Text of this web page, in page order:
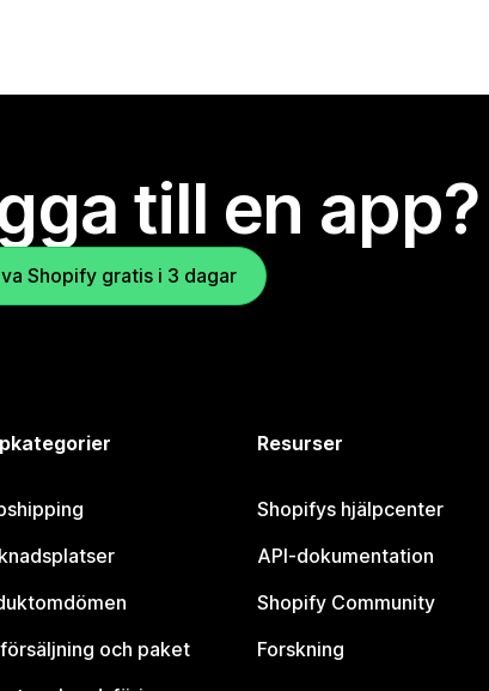
till en app?
Shopify gratis i 3 dagar
och paket
Resurser
Shopifys hjälpcenter
API-dokumentation
Shopify Community
Forskning